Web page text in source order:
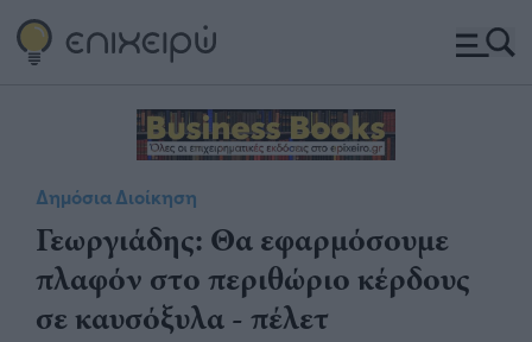
Δημόσια Διοίκηση
​Γεωργιάδης: Θα εφαρμόσουμε
πλαφόν στο περιθώριο κέρδους
σε καυσόξυλα - πέλετ​​​